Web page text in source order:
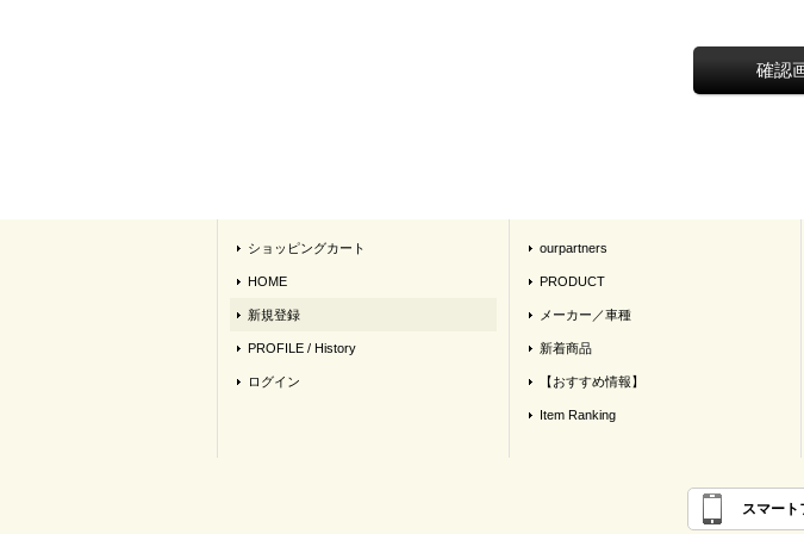
ショッピングカート
HOME
新規登録
PROFILE / History
ログイン
ourpartners
PRODUCT
メーカー／車種
新着商品
【おすすめ情報】
Item Ranking
スマート